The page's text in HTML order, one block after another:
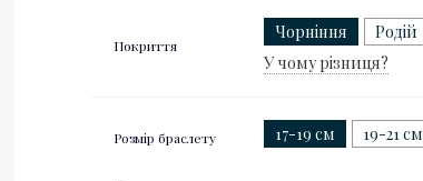
Покриття
Чорніння
Родій
У чому різниця?
Розмір браслету 17-19 см 19-21 см